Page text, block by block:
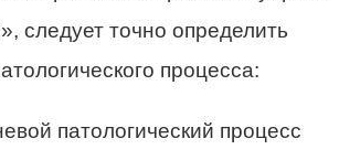
следует точно определить
процесса:
патологический процесс